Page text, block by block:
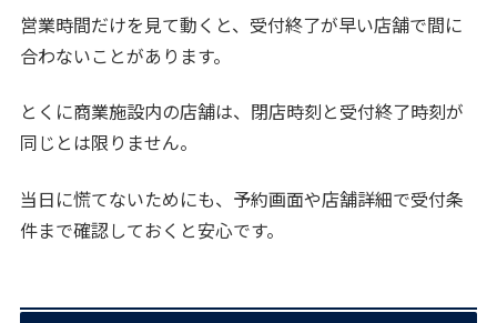
営業時間だけを見て動くと、受付終了が早い店舗で間に
合わないことがあります。
とくに商業施設内の店舗は、閉店時刻と受付終了時刻が
同じとは限りません。
当日に慌てないためにも、予約画面や店舗詳細で受付条
件まで確認しておくと安心です。